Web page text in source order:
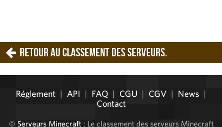
Retour au classement des serveurs.
Réglement | API | FAQ | CGU | CGV | News |
Contact
© Serveurs Minecraft: Le classement des serveurs Minecraft